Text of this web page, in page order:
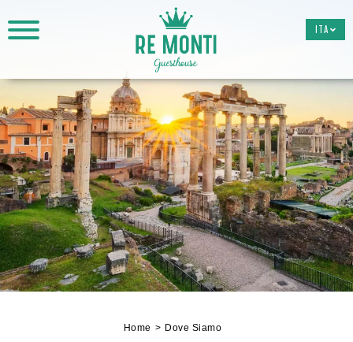
ITA
Home Dove Siamo